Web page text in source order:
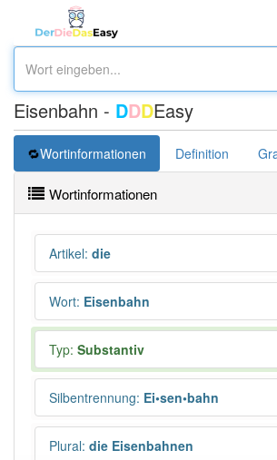
Eisenbahn - DDDEasy
Wortinformationen Definition
Wortinformationen
Artikel: die
Wort: Eisenbahn
Typ: Substantiv
Silbentrennung: Ei•sen•bahn
Plural: die Eisenbahnen